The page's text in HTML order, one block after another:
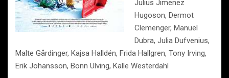
Julius Jimenez
Hugoson, Dermot
Clemenger, Manuel
Dubra, Julia Dufvenius,
Malte Gårdinger, Kajsa Halldén, Frida Hallgren, Tony Irving,
Erik Johansson, Bonn Ulving, Kalle Westerdahl